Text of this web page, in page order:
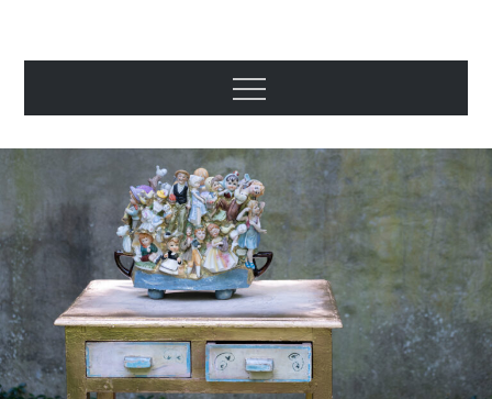
Beeldend
kunstenaar
Marianne den
Hartog